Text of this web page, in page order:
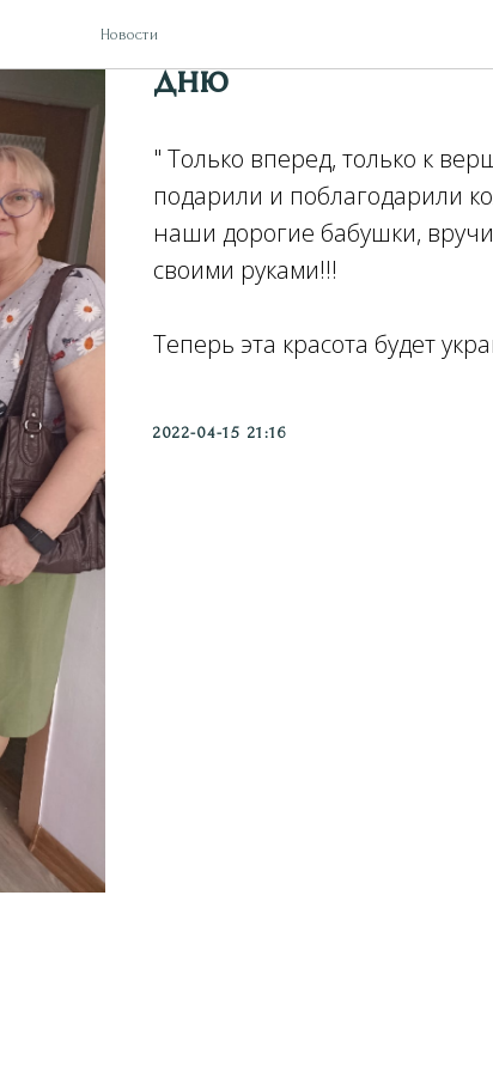
НовостиСлова
дню
" Только вперед, только к
подарили и поблагодарили
наши дорогие бабушки,
своими руками!!!
Теперь эта красота будет
2022-04-15 21:16